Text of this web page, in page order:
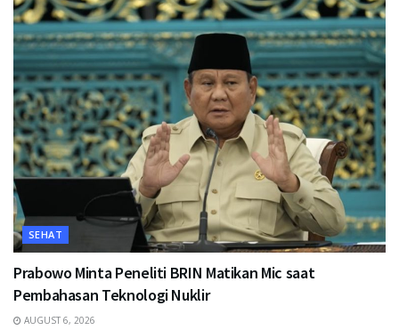
SEHAT
Prabowo Minta Peneliti BRIN Matikan Mic saat
Pembahasan Teknologi Nuklir
AUGUST 6, 2026